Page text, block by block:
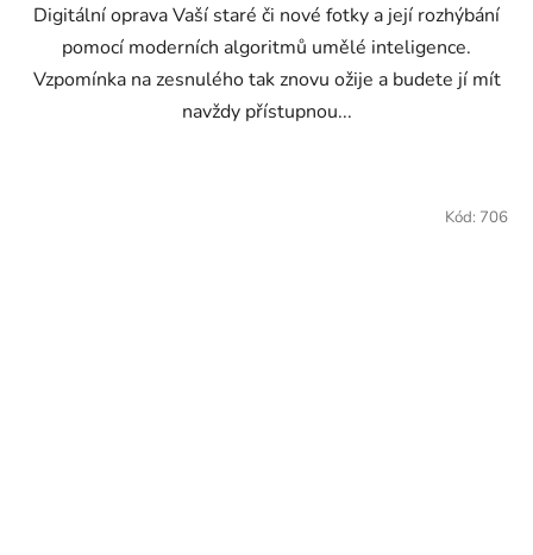
Digitální oprava Vaší staré či nové fotky a její rozhýbání
pomocí moderních algoritmů umělé inteligence.
Vzpomínka na zesnulého tak znovu ožije a budete jí mít
navždy přístupnou...
Kód: 706